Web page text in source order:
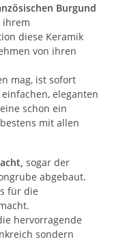
Burgund
ihrem
diese Keramik
von ihren
mag, ist sofort
eleganten
schon ein
mit allen
sogar der
abgebaut.
für die
hervorragende
sondern